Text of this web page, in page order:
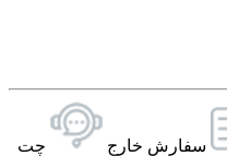
سفارش خارج چت